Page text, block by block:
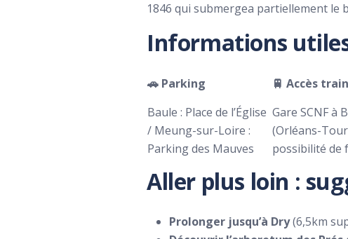
1846 qui submergea partiellement le
Informations
🚗 Parking 🚆 Accès train
Baule : Place de l’Église
/ Meung-sur-Loire :
Parking des Mauves
Gare SCNF à
(Orléans-
possibilité de
Aller plus loin :
Prolonger jusqu’à Dry(6,5km